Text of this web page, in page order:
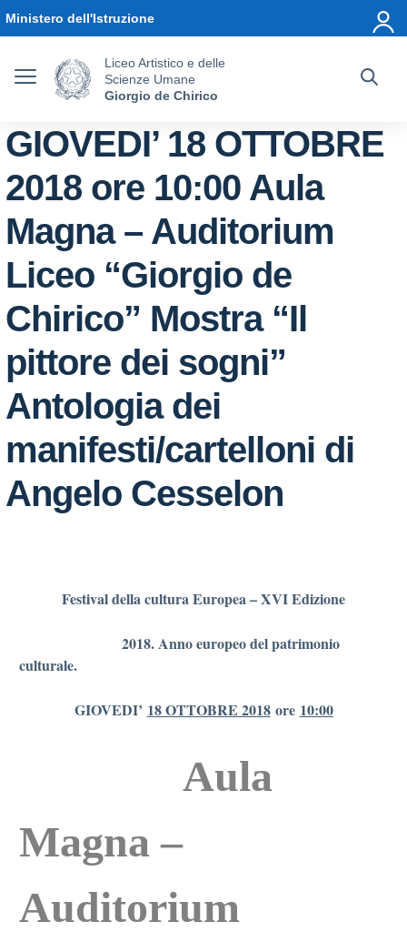
Ministero dell'Istruzione
Liceo Artistico e delle
Scienze Umane
Giorgio de Chirico
GIOVEDI’ 18 OTTOBRE
2018 ore 10:00 Aula
Magna – Auditorium
Liceo “Giorgio de
Chirico” Mostra “Il
pittore dei sogni”
Antologia dei
manifesti/cartelloni di
Angelo Cesselon
Festival della cultura Europea – XVI Edizione
2018. Anno europeo del patrimonio
culturale.
GIOVEDI’ 18 OTTOBRE 2018ore 10:00
Aula
Magna –
Auditorium